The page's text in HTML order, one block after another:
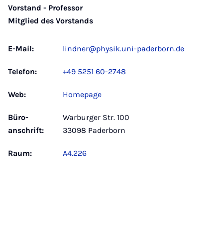
Vorstand - Professor
Mitglied des Vorstands
E-Mail: lindner@physik.uni-paderborn.de
Telefon: +49 5251 60-2748
Web: Homepage
Büro­
anschrift:
Warburger Str. 100
33098 Paderborn
Raum: A4.226